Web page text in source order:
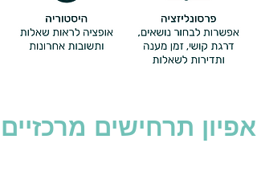
אפיון תרחישים מרכזיים